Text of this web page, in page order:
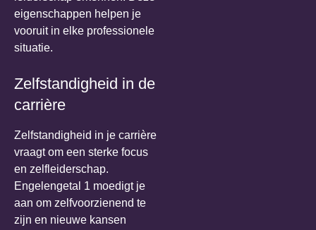
eigenschappen helpen je
vooruit in elke professionele
situatie.
Zelfstandigheid in de
carrière
Zelfstandigheid in je carrière
vraagt om een sterke focus
en zelfleiderschap.
Engelengetal 1 moedigt je
aan om zelfvoorzienend te
zijn en nieuwe kansen